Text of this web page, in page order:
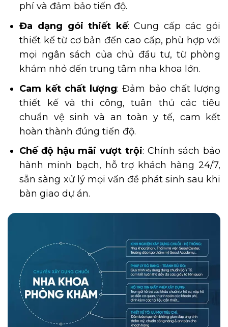
phí và đảm bảo tiến độ.
Đa dạng gói thiết kế: Cung cấp các gói
thiết kế từ cơ bản đến cao cấp, phù hợp với
mọi ngân sách của chủ đầu tư, từ phòng
khám nhỏ đến trung tâm nha khoa lớn.
Cam kết chất lượng: Đảm bảo chất lượng
thiết kế và thi công, tuân thủ các tiêu
chuẩn vệ sinh và an toàn y tế, cam kết
hoàn thành đúng tiến độ.
Chế độ hậu mãi vượt trội: Chính sách bảo
hành minh bạch, hỗ trợ khách hàng 24/7,
sẵn sàng xử lý mọi vấn đề phát sinh sau khi
bàn giao dự án.